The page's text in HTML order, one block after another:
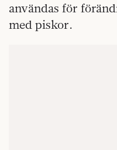
användas för
med piskor.